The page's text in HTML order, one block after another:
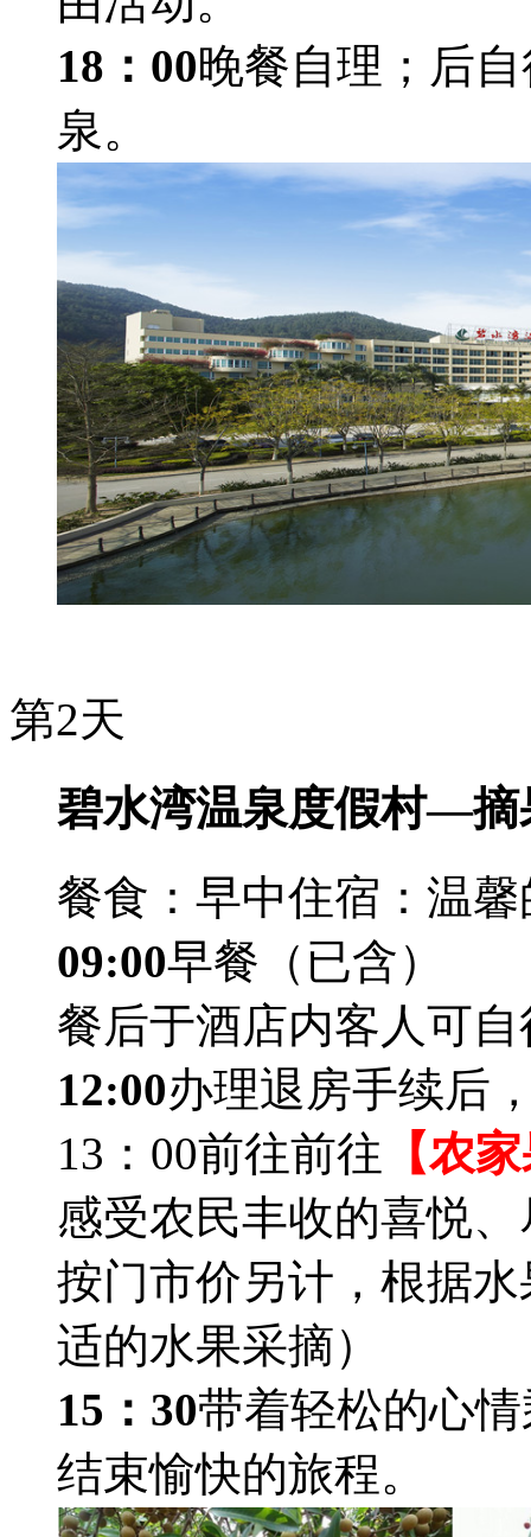
18：00晚餐自理；后
泉。
第2天
碧水湾温泉度假村—
餐食：早中住宿：温馨
09:00早餐（已含）
餐后于酒店内客人可
12:00办理退房手续后
13：00前往前往 【农
感受农民丰收的喜悦
按门市价另计，根据
适的水果采摘）
15：30带着轻松的心
结束愉快的旅程。